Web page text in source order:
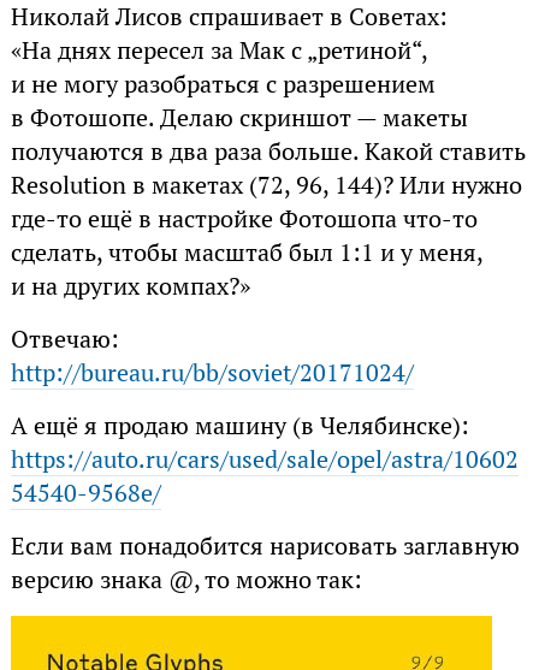
Николай Лисов спрашивает в Советах:
«На днях пересел за Мак с „ретиной“,
и не могу разобраться с разрешением
в Фотошопе. Делаю скриншот — макеты
получаются в два раза больше. Какой ставить
Resolution в макетах (72, 96, 144)? Или нужно
где-то ещё в настройке Фотошопа что-то
сделать, чтобы масштаб был 1:1 и у меня,
и на других компах?»
Отвечаю:
http://bureau.ru/bb/soviet/20171024/
А ещё я продаю машину (в Челябинске):
https://auto.ru/cars/used/sale/opel/astra/10602
54540-9568e/
Если вам понадобится нарисовать заглавную
версию знака @, то можно так: